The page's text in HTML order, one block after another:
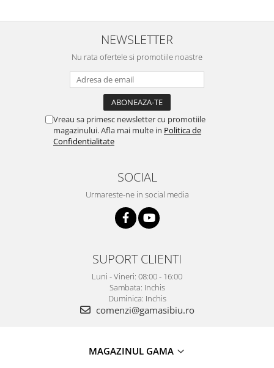
NEWSLETTER
Nu rata ofertele si promotiile noastre
Vreau sa primesc newsletter cu promotiile
magazinului. Afla mai multe in Politica de
Confidentialitate
SOCIAL
Urmareste-ne in social media
SUPORT CLIENTI
Luni - Vineri: 08:00 - 16:00
Sambata: Inchis
Duminica: Inchis
comenzi@gamasibiu.ro
MAGAZINUL GAMA